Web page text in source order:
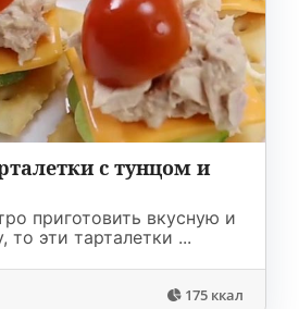
с тунцом и
приготовить вкусную и
то эти тарталетки ...
175 ккал